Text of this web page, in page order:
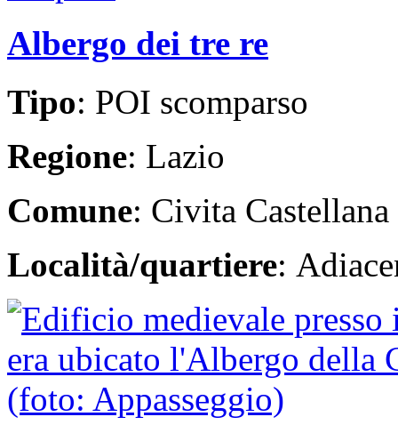
Albergo dei tre re
Tipo: POI scomparso
Regione: Lazio
Comune: Civita Castellana
Località/quartiere: